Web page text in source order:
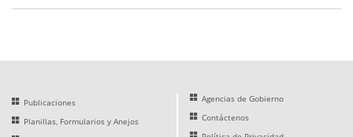
Publicaciones
Planillas, Formularios y Anejos
Agencias de Gobierno
Contáctenos